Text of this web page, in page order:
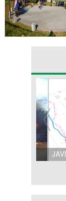
IN
OP8/